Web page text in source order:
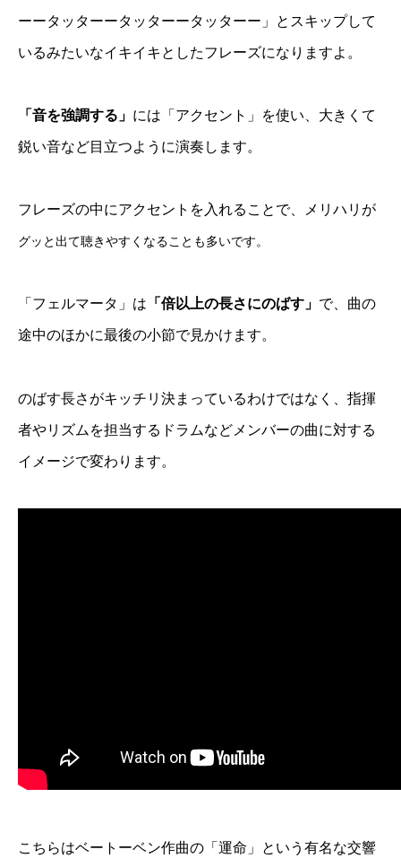
ーータッターータッターータッターー」とスキップして
いるみたいなイキイキとしたフレーズになりますよ。
「音を強調する」 には「アクセント」を使い、大きくて
鋭い音など目立つように演奏します。
フレーズの中にアクセントを入れることで、メリハリが
グッと出て聴きやすくなることも多いです。
「フェルマータ」は 「倍以上の長さにのばす」 で、曲の
途中のほかに最後の小節で見かけます。
のばす長さがキッチリ決まっているわけではなく、指揮
者やリズムを担当するドラムなどメンバーの曲に対する
イメージで変わります。
こちらはベートーベン作曲の「運命」という有名な交響